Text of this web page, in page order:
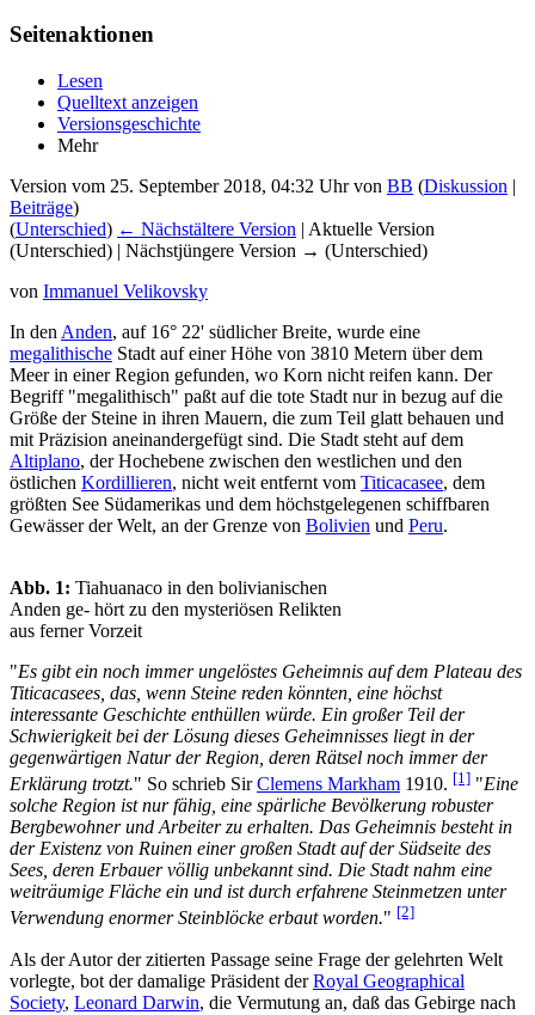
Seitenaktionen
Lesen
Quelltext anzeigen
Versionsgeschichte
Mehr
Version vom 25. September 2018, 04:32 Uhr von BB (Diskussion |
Beiträge)
(Unterschied) ← Nächstältere Version | Aktuelle Version
(Unterschied) | Nächstjüngere Version → (Unterschied)
von Immanuel Velikovsky
In den Anden, auf 16° 22' südlicher Breite, wurde eine
megalithische Stadt auf einer Höhe von 3810 Metern über dem
Meer in einer Region gefunden, wo Korn nicht reifen kann. Der
Begriff "megalithisch" paßt auf die tote Stadt nur in bezug auf die
Größe der Steine in ihren Mauern, die zum Teil glatt behauen und
mit Präzision aneinandergefügt sind. Die Stadt steht auf dem
Altiplano, der Hochebene zwischen den westlichen und den
östlichen Kordillieren, nicht weit entfernt vom Titicacasee, dem
größten See Südamerikas und dem höchstgelegenen schiffbaren
Gewässer der Welt, an der Grenze von Bolivien und Peru.
Abb. 1: Tiahuanaco in den bolivianischen
Anden ge- hört zu den mysteriösen Relikten
aus ferner Vorzeit
"Es gibt ein noch immer ungelöstes Geheimnis auf dem Plateau des
Titicacasees, das, wenn Steine reden könnten, eine höchst
interessante Geschichte enthüllen würde. Ein großer Teil der
Schwierigkeit bei der Lösung dieses Geheimnisses liegt in der
gegenwärtigen Natur der Region, deren Rätsel noch immer der
Erklärung trotzt." So schrieb SirClemens Markham 1910. [1] "Eine
solche Region ist nur fähig, eine spärliche Bevölkerung robuster
Bergbewohner und Arbeiter zu erhalten. Das Geheimnis besteht in
der Existenz von Ruinen einer großen Stadt auf der Südseite des
Sees, deren Erbauer völlig unbekannt sind. Die Stadt nahm eine
weiträumige Fläche ein und ist durch erfahrene Steinmetzen unter
Verwendung enormer Steinblöcke erbaut worden." [2]
Als der Autor der zitierten Passage seine Frage der gelehrten Welt
vorlegte, bot der damalige Präsident derRoyal Geographical
Society, Leonard Darwin, die Vermutung an, daß das Gebirge nach